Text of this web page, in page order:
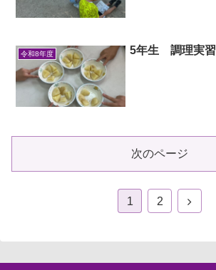
令和8年度 5年生 調理実習
次のページ
1 2